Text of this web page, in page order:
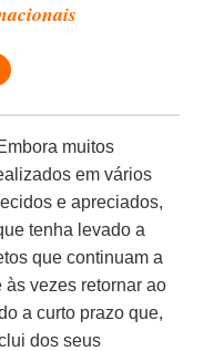
muitos
em vários
e apreciados,
tenha levado a
que continuam a
às vezes retornar ao
a curto prazo que,
dos seus